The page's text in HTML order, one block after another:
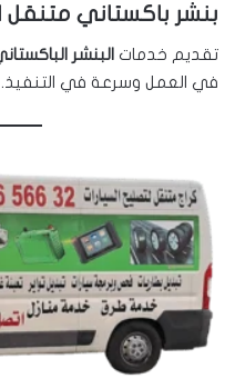
بنشر باكستاني متنقل
تقديم خدمات البنشر
في العمل وسرعة في التنفيذ.